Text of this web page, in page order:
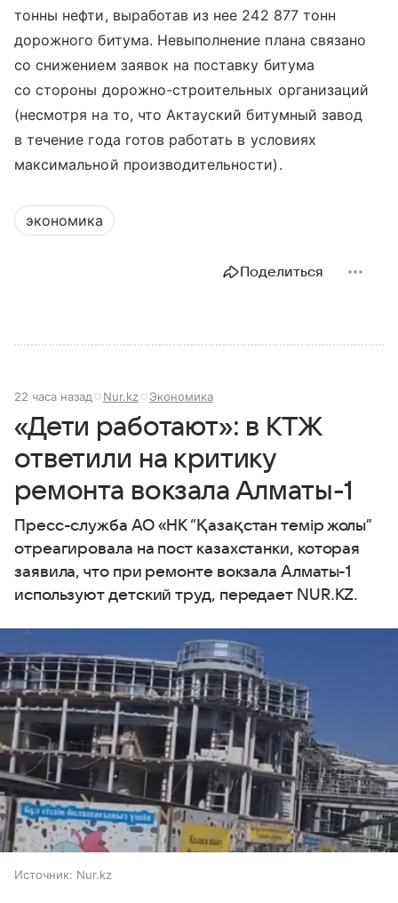
тонны нефти, выработав из нее 242 877 тонн
дорожного битума. Невыполнение плана связано
со снижением заявок на поставку битума
со стороны дорожно-строительных организаций
(несмотря на то, что Актауский битумный завод
в течение года готов работать в условиях
максимальной производительности).
экономика
Поделиться
22 часа назад Nur.kz Экономика
«Дети работают»: в КТЖ
ответили на критику
ремонта вокзала Алматы-1
Пресс-служба АО «НК “Қазақстан темір жолы”
отреагировала на пост казахстанки, которая
заявила, что при ремонте вокзала Алматы-1
используют детский труд, передает NUR.KZ.
Источник: Nur.kz